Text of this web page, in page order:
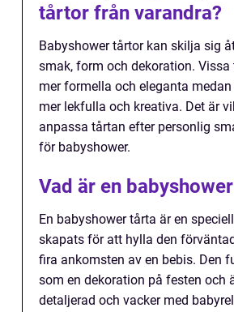
tårtor från varandra?
Babyshower tårtor kan skilja sig
smak, form och dekoration. Vissa
mer formella och eleganta
mer lekfulla och kreativa. Det är
anpassa tårtan efter personlig
för babyshower.
Vad är en
En babyshower tårta är en
skapats för att hylla den
fira ankomsten av en bebis. Den
som en dekoration på festen och
detaljerad och vacker med